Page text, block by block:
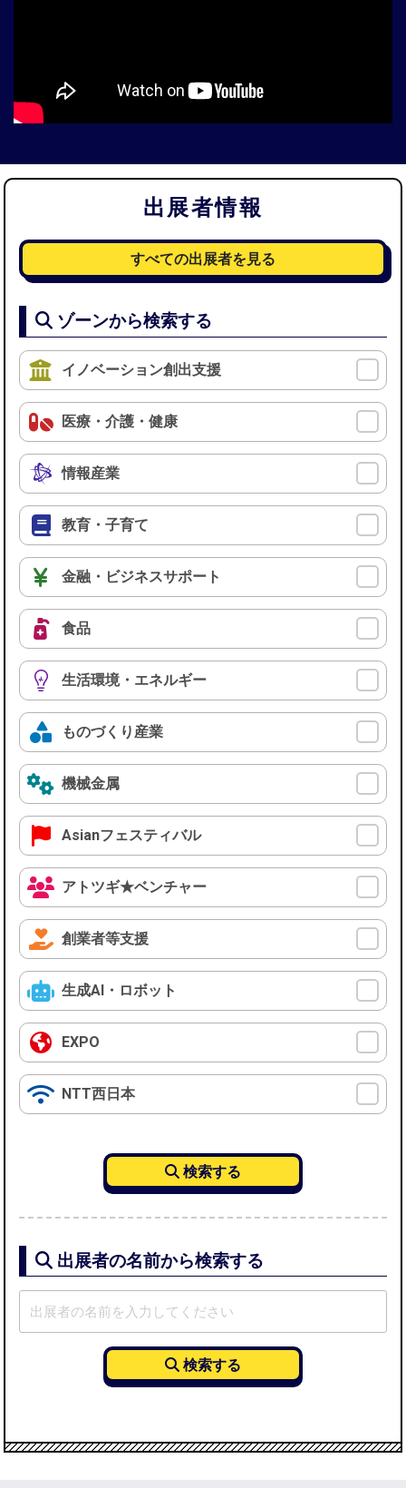
出展者情報
すべての出展者を見る
ゾーンから検索する
イノベーション創出支援
医療・介護・健康
情報産業
教育・子育て
金融・ビジネスサポート
食品
生活環境・エネルギー
ものづくり産業
機械金属
Asianフェスティバル
アトツギ★ベンチャー
創業者等支援
生成AI・ロボット
EXPO
NTT西日本
出展者の名前から検索する